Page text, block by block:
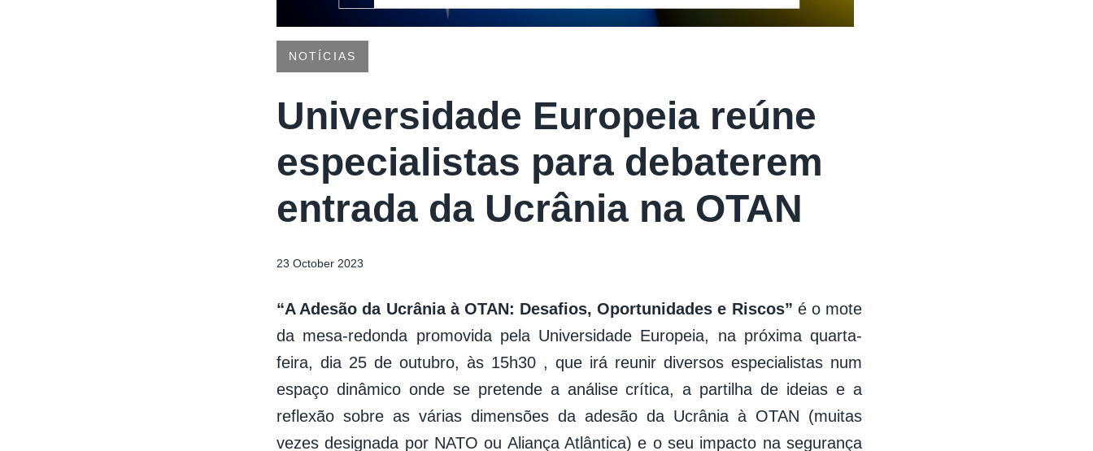
NOTÍCIAS
Universidade Europeia reúne
especialistas para debaterem
entrada da Ucrânia na OTAN
23 October 2023
“A Adesão da Ucrânia à OTAN: Desafios, Oportunidades e Riscos” é o mote
da mesa-redonda promovida pela Universidade Europeia, na próxima quarta-
feira, dia 25 de outubro, às 15h30 , que irá reunir diversos especialistas num
espaço dinâmico onde se pretende a análise crítica, a partilha de ideias e a
reflexão sobre as várias dimensões da adesão da Ucrânia à OTAN (muitas
vezes designada por NATO ou Aliança Atlântica) e o seu impacto na segurança